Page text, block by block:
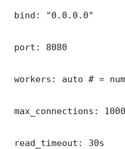
bind: "0.0.0.0"
port: 8080
workers: auto # =
max_connections:
read_timeout: 30s